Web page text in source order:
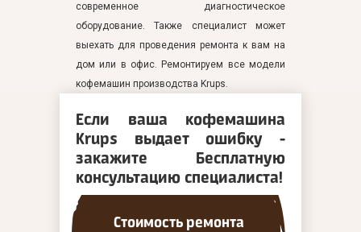
современное диагностическое
оборудование. Также специалист может
выехать для проведения ремонта к вам на
дом или в офис. Ремонтируем все модели
кофемашин производства Krups.
Если ваша кофемашина
Krups выдает ошибку -
закажите Бесплатную
консультацию специалиста!
Стоимость ремонта